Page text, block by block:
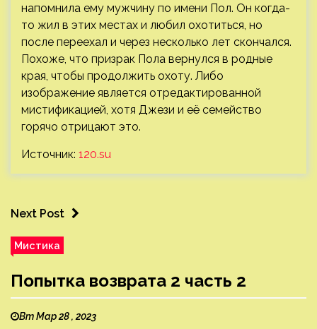
напомнила ему мужчину по имени Пол. Он когда-
то жил в этих местах и любил охотиться, но
после переехал и через несколько лет скончался.
Похоже, что призрак Пола вернулся в родные
края, чтобы продолжить охоту. Либо
изображение является отредактированной
мистификацией, хотя Джези и её семейство
горячо отрицают это.
Источник: 120.su
Next Post
Мистика
Попытка возврата 2 часть 2
Вт Мар 28 , 2023